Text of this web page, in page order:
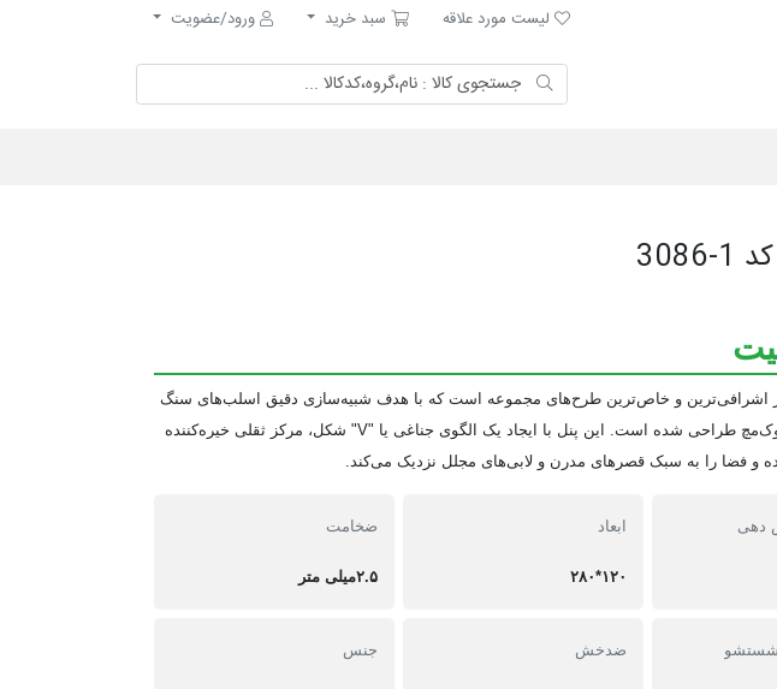
لیست مورد علاقه
لیست مورد علاقه سبد خرید
سبد خرید
ورود/عضویت
یکی از اشرافی‌ترین و خاص‌ترین طرح‌های مجموعه است که با هدف شبیه‌سازی دقیق اسلب‌های سنگ
طبیعی در حالت بوک‌مچ طراحی شده است. این پنل با ایجاد یک الگوی جناغی یا "V" شکل، مرکز ثقلی خیره‌کننده
و فضا را به سبک قصرهای مدرن و لابی‌های مجلل نزدیک می‌کند.
دهی ابعاد
۱۲۰*۲۸۰
ضخامت
۲.۵میلی متر
شستشو ضدخش جنس